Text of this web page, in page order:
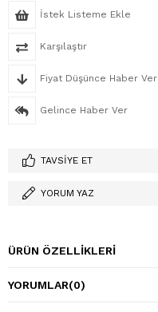
İstek Listeme Ekle
Karşılaştır
Fiyat Düşünce Haber Ver
Gelince Haber Ver
TAVSIYE ET
YORUM YAZ
ÜRÜN ÖZELLIKLERI
YORUMLAR(0)